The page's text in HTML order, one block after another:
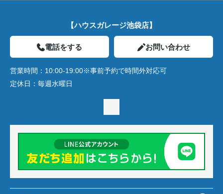
【ハウスガレージ池袋店】
電話をする お問い合わせ
営業時間： 10:00-19:00※事前予約で時間外対応可
定休日： 毎週水曜日